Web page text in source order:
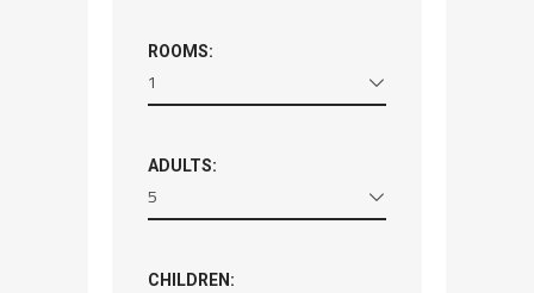
ROOMS:
1
ADULTS:
5
CHILDREN: